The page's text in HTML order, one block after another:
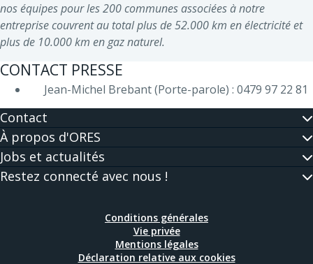
nos équipes pour les 200 communes associées à notre
entreprise couvrent au total plus de 52.000 km en électricité et
plus de 10.000 km en gaz naturel.
CONTACT PRESSE
Jean-Michel Brebant (Porte-parole) : 0479 97 22 81
Contact
À propos d'ORES
Jobs et actualités
Restez connecté avec nous !
Conditions générales
Vie privée
Mentions légales
Déclaration relative aux cookies